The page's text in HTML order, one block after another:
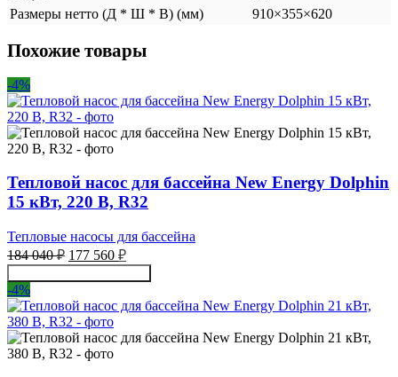
Размеры нетто (Д * Ш * В) (мм)
910×355×620
Похожие товары
-4%
Тепловой насос для бассейна New Energy Dolphin
15 кВт, 220 В, R32
Тепловые насосы для бассейна
184 040₽ Первоначальная
цена
составляла
184
040 ₽.
177 560 ₽Текущая
цена:
177
560 ₽.
-4%